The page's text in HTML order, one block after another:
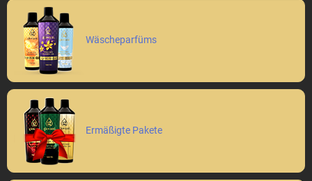
Wäscheparfüms
Ermäßigte Pakete